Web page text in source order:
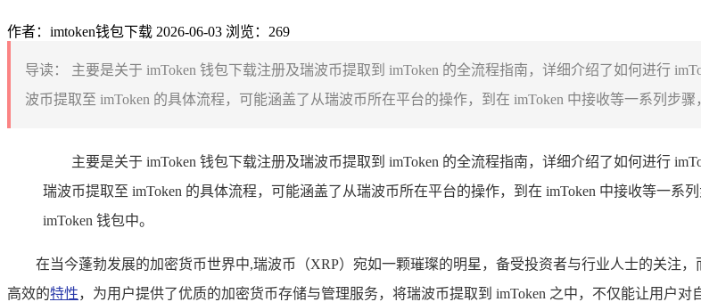
作者：imtoken钱包下载 2026-06-03 浏览：269
导读：
主要是关于 imToken 钱包下载注册及瑞波币提取到 imToken 的全流程指南，详细介绍了如何进行
波币提取至 imToken 的具体流程，可能涵盖了从瑞波币所在平台的操作，到在 imToken 中接收等一系列步骤
主要是关于 imToken 钱包下载注册及瑞波币提取到 imToken 的全流程指南，详细介绍了如何进行
瑞波币提取至 imToken 的具体流程，可能涵盖了从瑞波币所在平台的操作，到在 imToken 中接收等一
imToken 钱包中。
在当今蓬勃发展的加密货币世界中,瑞波币（XRP）宛如一颗璀璨的明星，备受投资者与行业人士的关注，
高效的特性，为用户提供了优质的加密货币存储与管理服务，将瑞波币提取到 imToken 之中，不仅能让用户